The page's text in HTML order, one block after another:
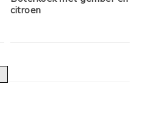
citroen